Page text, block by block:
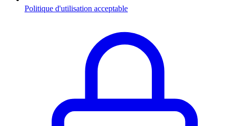
Politique d'utilisation acceptable